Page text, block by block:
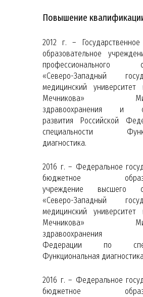
Повышение
2012 г. –
образовательное
профессионального
«Северо-Западный
медицинский
Мечникова»
здравоохранения и
развития Российской
специальности
диагностика.
2016 г. – Федеральное
бюджетное
учреждение высшего
«Северо-Западный
медицинский
Мечникова»
здравоохранения
Федерации по
Функциональная
2016 г. – Федеральное
бюджетное